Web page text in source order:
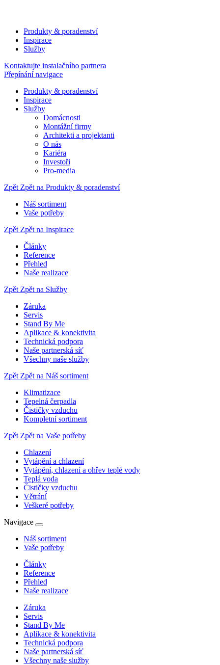
Produkty & poradenství
Inspirace
Služby
Kontaktujte instalačního partnera
Přepínání navigace
Produkty & poradenství
Inspirace
Služby
Domácnosti
Montážní firmy
Architekti a projektanti
O nás
Kariéra
Investoři
Pro-media
Zpět Zpět na Produkty & poradenství
Náš sortiment
Vaše potřeby
Zpět Zpět na Inspirace
Články
Reference
Přehled
Naše realizace
Zpět Zpět na Služby
Záruka
Servis
Stand By Me
Aplikace & konektivita
Technická podpora
Naše partnerská síť
Všechny naše služby
Zpět Zpět na Náš sortiment
Klimatizace
Tepelná čerpadla
Čističky vzduchu
Kompletní sortiment
Zpět Zpět na Vaše potřeby
Chlazení
Vytápění a chlazení
Vytápění, chlazení a ohřev teplé vody
Teplá voda
Čističky vzduchu
Větrání
Veškeré potřeby
Navigace
Náš sortiment
Vaše potřeby
Články
Reference
Přehled
Naše realizace
Záruka
Servis
Stand By Me
Aplikace & konektivita
Technická podpora
Naše partnerská síť
Všechny naše služby